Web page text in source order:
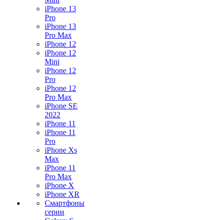
iPhone 13
Pro
iPhone 13
Pro Max
iPhone 12
iPhone 12
Mini
iPhone 12
Pro
iPhone 12
Pro Max
iPhone SE
2022
iPhone 11
iPhone 11
Pro
iPhone Xs
Max
iPhone 11
Pro Max
iPhone X
iPhone XR
Смартфоны
серии